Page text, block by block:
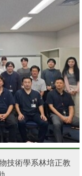
技術學系林培正教